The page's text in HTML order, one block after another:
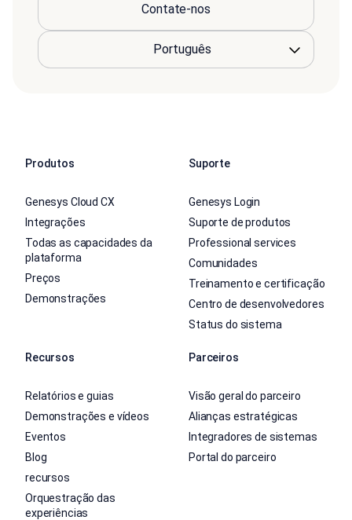
Contate-nos
Produtos
Genesys Cloud CX
Integrações
Todas as capacidades da
plataforma
Preços
Demonstrações
Suporte
Genesys Login
Suporte de produtos
Professional services
Comunidades
Treinamento e certificação
Centro de desenvolvedores
Status do sistema
Recursos
Relatórios e guias
Demonstrações e vídeos
Eventos
Blog
recursos
Orquestração das
experiências
Parceiros
Visão geral do parceiro
Alianças estratégicas
Integradores de sistemas
Portal do parceiro